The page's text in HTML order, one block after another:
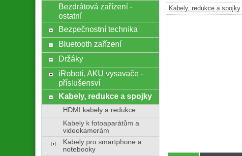
Kabely, redukce a spojky
Bezdrátová zařízení -
ostatní
Bezpečnostní technika
Bluetooth zařízení
Držáky
iRoboti, AKU vysavače -
příslušensví
Kabely, redukce a spojky
HDMI kabely a redukce
Kabely k fotoaparátům a
videokamerám
Kabely pro smartphone a
notebooky